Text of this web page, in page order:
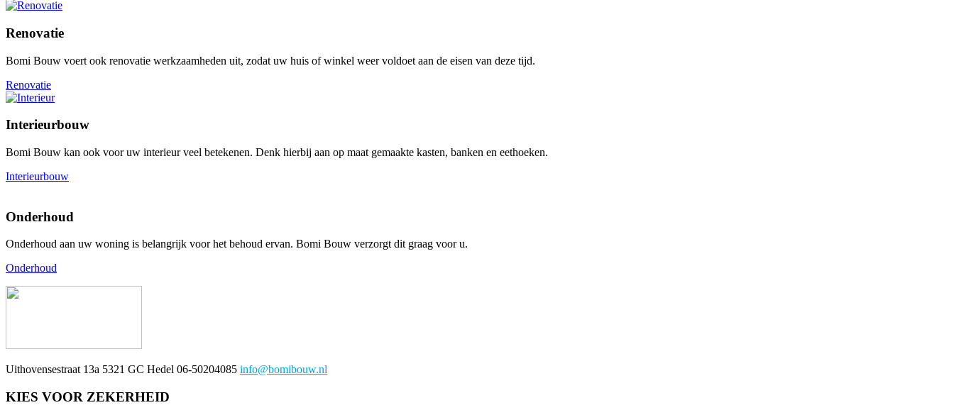
Renovatie
Bomi Bouw voert ook renovatie werkzaamheden uit, zodat uw huis of winkel weer voldoet aan de eisen van deze tijd.
Renovatie
Interieurbouw
Bomi Bouw kan ook voor uw interieur veel betekenen. Denk hierbij aan op maat gemaakte kasten, banken en eethoeken.
Interieurbouw
Onderhoud
Onderhoud aan uw woning is belangrijk voor het behoud ervan. Bomi Bouw verzorgt dit graag voor u.
Onderhoud
Uithovensestraat 13a 5321 GC Hedel 06-50204085 info@bomibouw.nl
KIES VOOR ZEKERHEID